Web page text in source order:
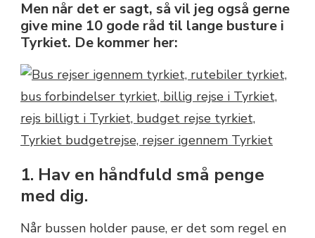
Men når det er sagt, så vil jeg også gerne
give mine 10 gode råd til lange busture i
Tyrkiet. De kommer her:
1. Hav en håndfuld små penge
med dig.
Når bussen holder pause, er det som regel en